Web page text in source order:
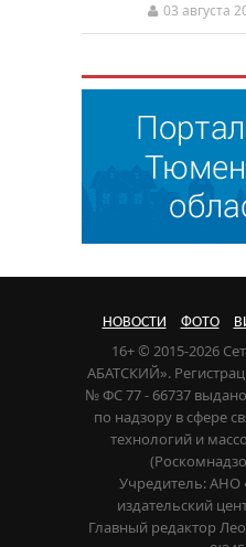
03 августа
НОВОСТИ ФОТО
16+ © 2015-2026
АБАТСКИЙ».
№ ФС 77 - 66737
по надзору в сфере
технологий и
Учредитель:
издательский
Главный редактор